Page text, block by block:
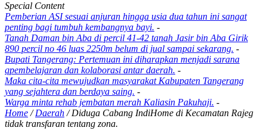
Special Content
Pemberian ASI sesuai anjuran hingga usia dua tahun ini sangat
penting bagi tumbuh kembangnya bayi. -
Tanah Daman bin Aba di percil 41-42 tanah Jasir bin Aba Girik
890 percil no 46 luas 2250m belum di jual sampai sekarang. -
Bupati Tangerang: Pertemuan ini diharapkan menjadi sarana
qpembelajaran dan kolaborasi antar daerah. -
Maka cita-cita mewujudkan masyarakat Kabupaten Tangerang
yang sejahtera dan berdaya saing. -
Warga minta rehab jembatan merah Kaliasin Pakuhaji. -
Home /Daerah /Diduga Cabang IndiHome di Kecamatan Rajeg
tidak transfaran tentang zona.